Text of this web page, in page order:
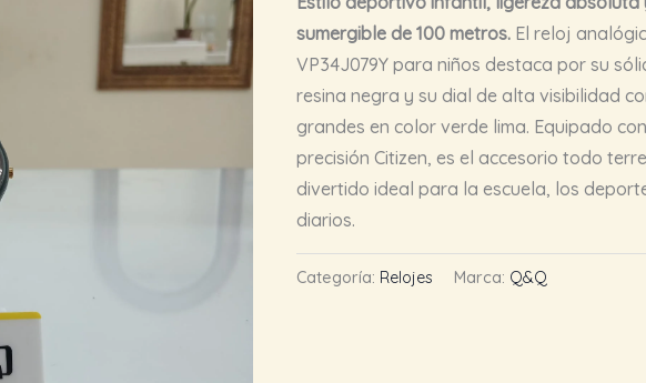
sumergible de 100 metros. El reloj
VP34J079Y para niños destaca por su
resina negra y su dial de alta visibilidad
grandes en color verde lima. Equipado
precisión Citizen, es el accesorio todo
divertido ideal para la escuela, los
diarios.
Categoría: Relojes Marca: Q&Q